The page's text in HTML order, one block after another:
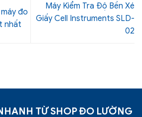
đo
nhất
Máy Kiểm Tra Độ Bền Xé
Giấy Cell Instruments SLD-
02
TỪ SHOP ĐO LƯỜNG